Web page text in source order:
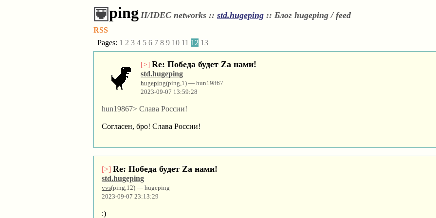
ping II/IDEC networks :: std.hugeping :: Блог hugeping / feed
RSS
Pages: 1 2 3 4 5 6 7 8 9 10 11 12 13
[>] Re: Победа будет Za нами!
std.hugeping
hugeping(ping,1) — hun19867
2023-09-07 13:59:28
hun19867> Слава России!
Согласен, бро! Слава России!
[>] Re: Победа будет Za нами!
std.hugeping
vvs(ping,12) — hugeping
2023-09-07 23:13:29
:)